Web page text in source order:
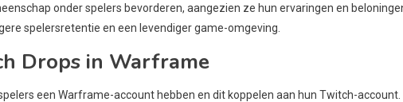
onder spelers bevorderen, aangezien ze hun ervaringen en
spelersretentie en een levendiger game-omgeving.
Drops in Warframe
een Warframe-account hebben en dit koppelen aan hun Twitch-account.